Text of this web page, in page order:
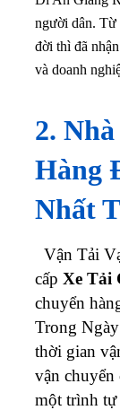
người dân.
đời thì đã
và doanh
2.
Hàng
Nhất
Vận Tải
cấp Xe Tải
chuyển
Trong
thời gian
vận chuyển
một trình tự